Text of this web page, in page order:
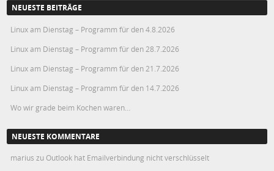
NEUESTE BEITRÄGE
Linux am Dienstag – Programm für den 4.8.2026
Linux am Dienstag – Programm für den 28.7.2026
Linux am Dienstag – Programm für den 21.7.2026
Linux am Dienstag – Programm für den 14.7.2026
Wo wir grade beim Kochen waren…
NEUESTE KOMMENTARE
marius zu Outlook hat Emailverbindung nicht verschlüsselt